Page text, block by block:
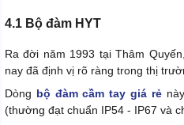
4.1 Bộ đàm HYT
Ra đời năm 1993 tại Thâm
nay đã định vị rõ ràng trong thị
Dòng bộ đàm cầm tay giá rẻnày
(thường đạt chuẩn IP54 - IP67 và